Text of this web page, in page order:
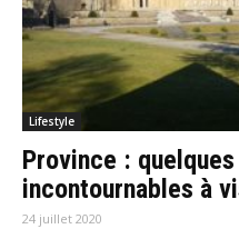
Lifestyle
Province :
incontournables à
24 juillet 2020